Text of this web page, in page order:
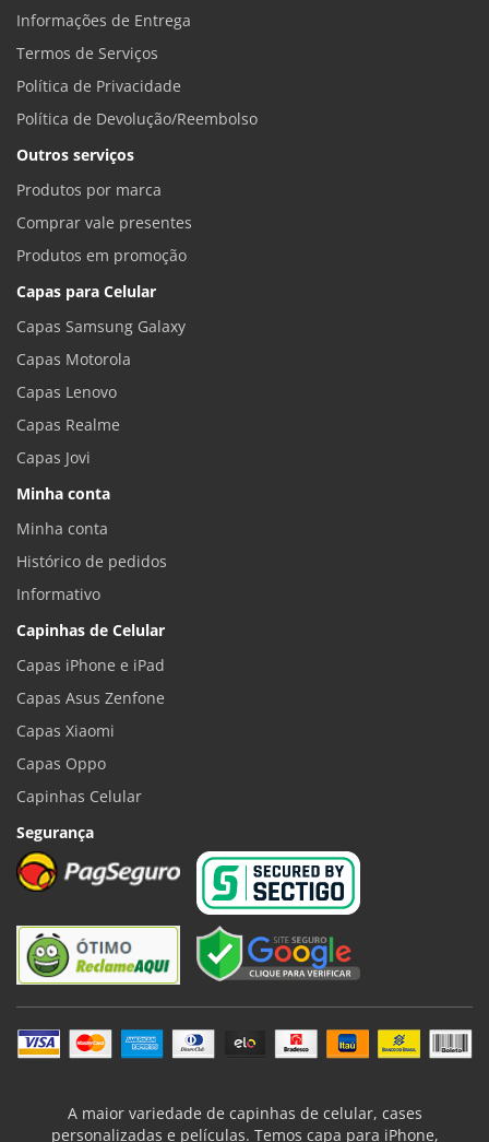
Informações de Entrega
Termos de Serviços
Política de Privacidade
Política de Devolução/Reembolso
Outros serviços
Produtos por marca
Comprar vale presentes
Produtos em promoção
Capas para Celular
Capas Samsung Galaxy
Capas Motorola
Capas Lenovo
Capas Realme
Capas Jovi
Minha conta
Minha conta
Histórico de pedidos
Informativo
Capinhas de Celular
Capas iPhone e iPad
Capas Asus Zenfone
Capas Xiaomi
Capas Oppo
Capinhas Celular
Segurança
A maior variedade de capinhas de celular, cases
personalizadas e películas. Temos capa para iPhone,